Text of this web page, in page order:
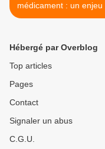
médicament : un enjeu
souveraineté »
Hébergé par Overblog
Top articles
Pages
Contact
Signaler un abus
C.G.U.